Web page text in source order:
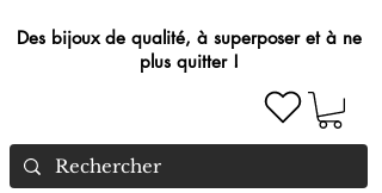
Des bijoux de qualité, à superposer et à ne
plus quitter !